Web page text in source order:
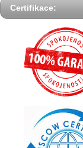
Certifikace: